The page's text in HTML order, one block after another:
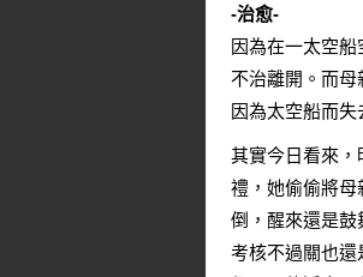
-治愈-
因為在一太空
不治離開。而
因為太空船而
其實今日看來
禮，她偷偷將母
倒，醒來還是鼓
考核不過關也